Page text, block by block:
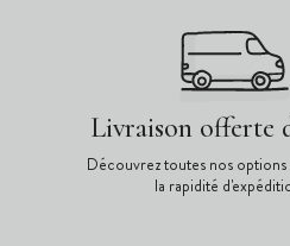
Livraison offerte
Découvrez toutes nos
la rapidité